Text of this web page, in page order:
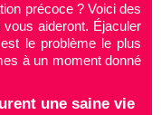
précoce ? Voici des
aideront. Éjaculer
le problème le plus
à un moment donné
une saine vie